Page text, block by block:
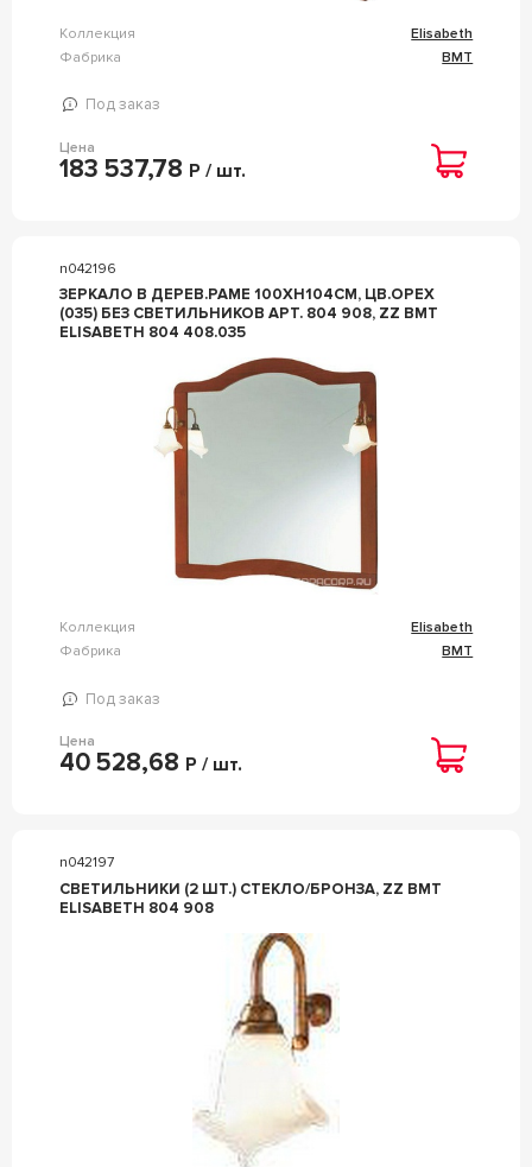
Коллекция
Elisabeth
Фабрика
BMT
Под заказ
Цена
183 537,78 Р / шт.
n042196
ЗЕРКАЛО В ДЕРЕВ.РАМЕ 100ХH104СМ, ЦВ.ОРЕХ
(035) БЕЗ СВЕТИЛЬНИКОВ АРТ. 804 908, ZZ BMT
ELISABETH 804 408.035
Коллекция
Elisabeth
Фабрика
BMT
Под заказ
Цена
40 528,68 Р / шт.
n042197
СВЕТИЛЬНИКИ (2 ШТ.) СТЕКЛО/БРОНЗА, ZZ BMT
ELISABETH 804 908